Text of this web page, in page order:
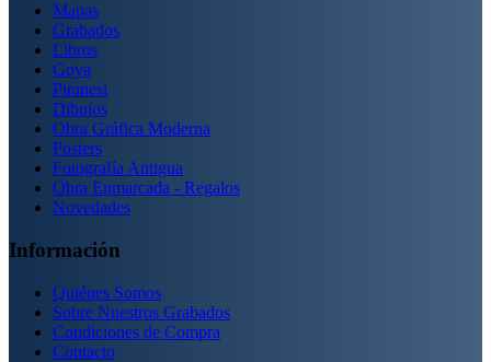
Mapas
Grabados
Libros
Goya
Piranesi
Dibujos
Obra Gráfica Moderna
Posters
Fotografía Antigua
Obra Enmarcada - Regalos
Novedades
Información
Quiénes Somos
Sobre Nuestros Grabados
Condiciones de Compra
Contacto